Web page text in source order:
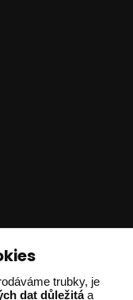
trubky, je
dat důležitáa